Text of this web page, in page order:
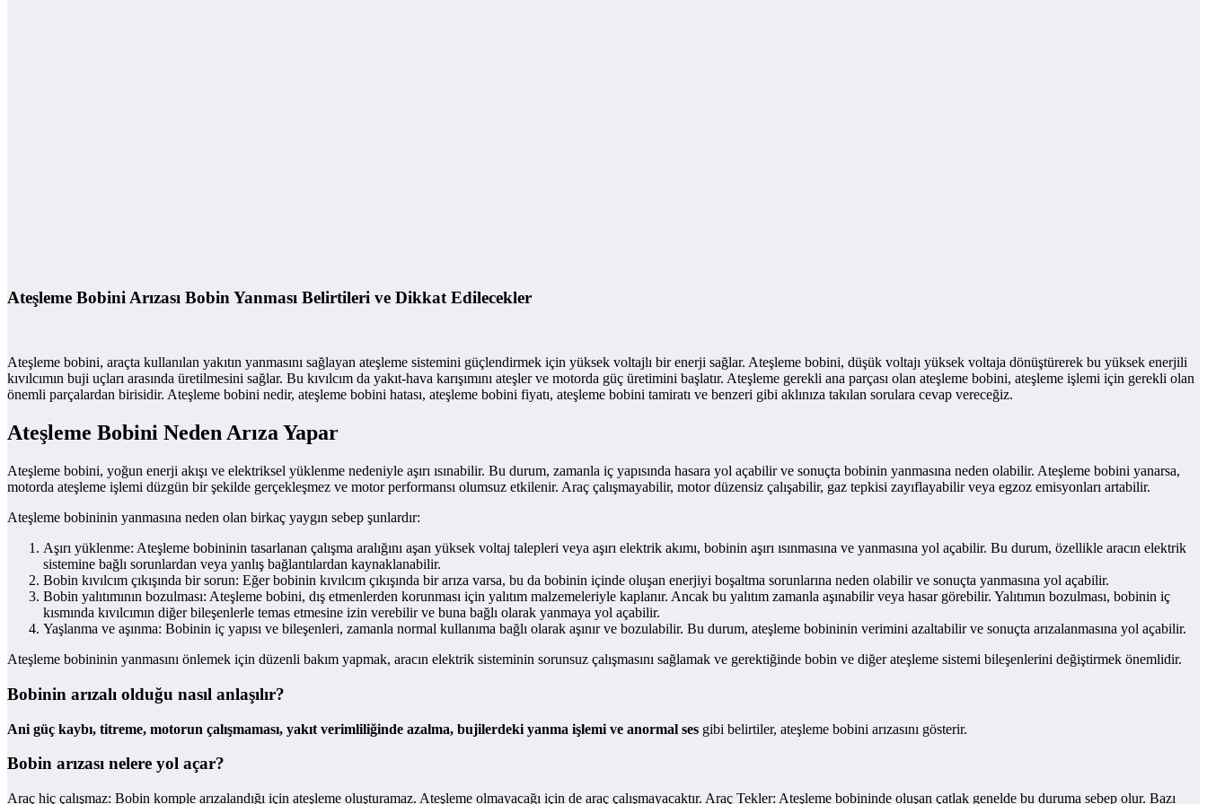
Ateşleme Bobini Arızası Bobin Yanması Belirtileri ve Dikkat Edilecekler
Ateşleme bobini, araçta kullanılan yakıtın yanmasını sağlayan ateşleme sistemini güçlendirmek için yüksek voltajlı bir enerji sağlar. Ateşleme bobini, düşük voltajı yüksek voltaja dönüştürerek bu yüksek enerjili
kıvılcımın buji uçları arasında üretilmesini sağlar. Bu kıvılcım da yakıt-hava karışımını ateşler ve motorda güç üretimini başlatır. Ateşleme gerekli ana parçası olan ateşleme bobini, ateşleme işlemi için gerekli olan
önemli parçalardan birisidir. Ateşleme bobini nedir, ateşleme bobini hatası, ateşleme bobini fiyatı, ateşleme bobini tamiratı ve benzeri gibi aklınıza takılan sorulara cevap vereceğiz.
Ateşleme Bobini Neden Arıza Yapar
Ateşleme bobini, yoğun enerji akışı ve elektriksel yüklenme nedeniyle aşırı ısınabilir. Bu durum, zamanla iç yapısında hasara yol açabilir ve sonuçta bobinin yanmasına neden olabilir. Ateşleme bobini yanarsa,
motorda ateşleme işlemi düzgün bir şekilde gerçekleşmez ve motor performansı olumsuz etkilenir. Araç çalışmayabilir, motor düzensiz çalışabilir, gaz tepkisi zayıflayabilir veya egzoz emisyonları artabilir.
Ateşleme bobininin yanmasına neden olan birkaç yaygın sebep şunlardır:
Aşırı yüklenme: Ateşleme bobininin tasarlanan çalışma aralığını aşan yüksek voltaj talepleri veya aşırı elektrik akımı, bobinin aşırı ısınmasına ve yanmasına yol açabilir. Bu durum, özellikle aracın elektrik
sistemine bağlı sorunlardan veya yanlış bağlantılardan kaynaklanabilir.
Bobin kıvılcım çıkışında bir sorun: Eğer bobinin kıvılcım çıkışında bir arıza varsa, bu da bobinin içinde oluşan enerjiyi boşaltma sorunlarına neden olabilir ve sonuçta yanmasına yol açabilir.
Bobin yalıtımının bozulması: Ateşleme bobini, dış etmenlerden korunması için yalıtım malzemeleriyle kaplanır. Ancak bu yalıtım zamanla aşınabilir veya hasar görebilir. Yalıtımın bozulması, bobinin iç
kısmında kıvılcımın diğer bileşenlerle temas etmesine izin verebilir ve buna bağlı olarak yanmaya yol açabilir.
Yaşlanma ve aşınma: Bobinin iç yapısı ve bileşenleri, zamanla normal kullanıma bağlı olarak aşınır ve bozulabilir. Bu durum, ateşleme bobininin verimini azaltabilir ve sonuçta arızalanmasına yol açabilir.
Ateşleme bobininin yanmasını önlemek için düzenli bakım yapmak, aracın elektrik sisteminin sorunsuz çalışmasını sağlamak ve gerektiğinde bobin ve diğer ateşleme sistemi bileşenlerini değiştirmek önemlidir.
Bobinin arızalı olduğu nasıl anlaşılır?
Ani güç kaybı, titreme, motorun çalışmaması, yakıt verimliliğinde azalma, bujilerdeki yanma işlemi ve anormal ses gibi belirtiler, ateşleme bobini arızasını gösterir.
Bobin arızası nelere yol açar?
Araç hiç çalışmaz: Bobin komple arızalandığı için ateşleme oluşturamaz. Ateşleme olmayacağı için de araç çalışmayacaktır. Araç Tekler: Ateşleme bobininde oluşan çatlak genelde bu duruma sebep olur. Bazı